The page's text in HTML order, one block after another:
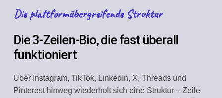
Die plattformübergreifende Struktur
Die 3-Zeilen-Bio, die fast überall
funktioniert
Über Instagram, TikTok, LinkedIn, X, Threads und
Pinterest hinweg wiederholt sich eine Struktur – Zeile